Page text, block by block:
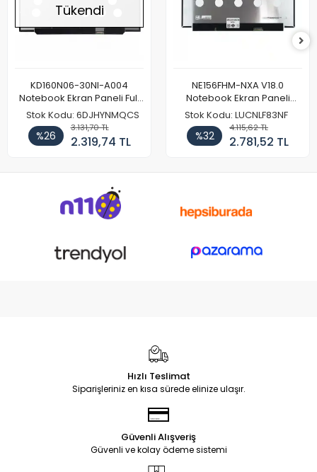
Tükendi
KD160N06-30NI-A004
Notebook Ekran Paneli Full
HD
Stok Kodu: 6DJHYNMQCS
%26
3.131,70 TL
2.319,74 TL
NE156FHM-NXA V18.0
Notebook Ekran Paneli
144Hz
Stok Kodu: LUCNLF83NF
%32
4.115,62 TL
2.781,52 TL
Hızlı Teslimat
Siparişleriniz en kısa sürede elinize ulaşır.
Güvenli Alışveriş
Güvenli ve kolay ödeme sistemi